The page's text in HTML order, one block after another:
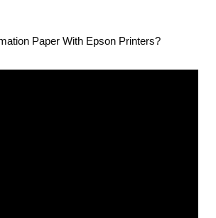
Paper With Epson Printers?